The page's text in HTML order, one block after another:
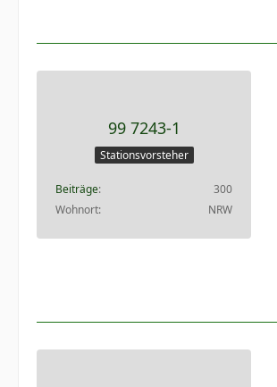
99 7243-1
Stationsvorsteher
Beiträge
300
Wohnort
NRW